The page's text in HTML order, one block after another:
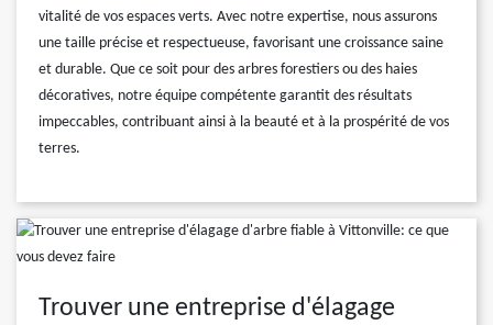
vitalité de vos espaces verts. Avec notre expertise, nous assurons
une taille précise et respectueuse, favorisant une croissance saine
et durable. Que ce soit pour des arbres forestiers ou des haies
décoratives, notre équipe compétente garantit des résultats
impeccables, contribuant ainsi à la beauté et à la prospérité de vos
terres.
Trouver une entreprise d'élagage